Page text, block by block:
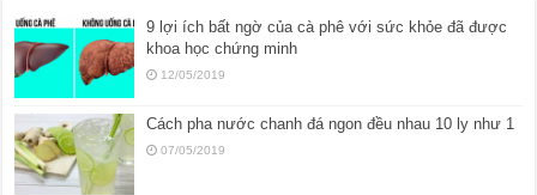
9 lợi ích bất ngờ của cà phê với sức khỏe đã được
khoa học chứng minh
12/05/2019
Cách pha nước chanh đá ngon đều nhau 10 ly như 1
07/05/2019